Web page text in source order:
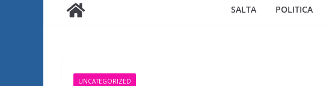
SALTA POLITICA
UNCATEGORIZED